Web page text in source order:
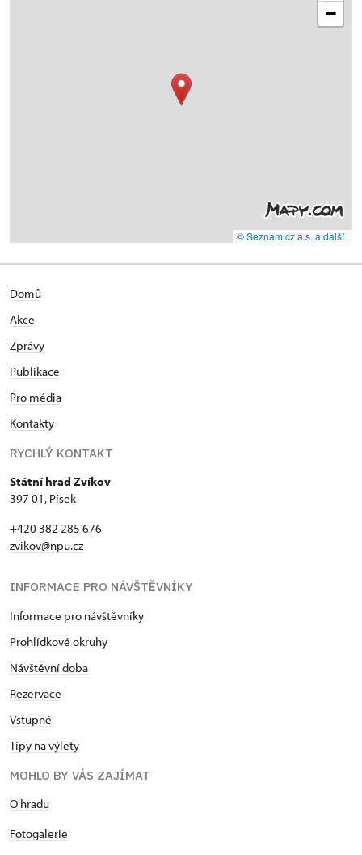
−
© Seznam.cz a.s. a další
Domů
Akce
Zprávy
Publikace
Pro média
Kontakty
RYCHLÝ KONTAKT
Státní hrad Zvíkov
397 01, Písek
+420 382 285 676
zvikov@npu.cz
INFORMACE PRO NÁVŠTĚVNÍKY
Informace pro návštěvníky
Prohlídkové okruhy
Návštěvní doba
Rezervace
Vstupné
Tipy na výlety
MOHLO BY VÁS ZAJÍMAT
O hradu
Fotogalerie